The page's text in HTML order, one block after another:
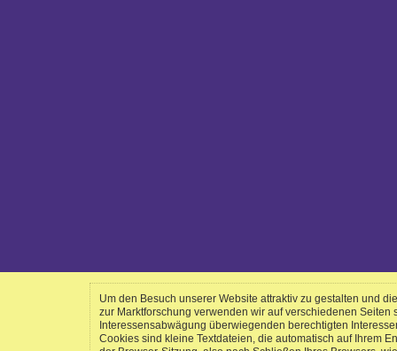
Um den Besuch unserer Website attraktiv zu gestalten und
zur Marktforschung verwenden wir auf verschiedenen
Interessensabwägung überwiegenden berechtigten
Cookies sind kleine Textdateien, die automatisch auf Ihrem